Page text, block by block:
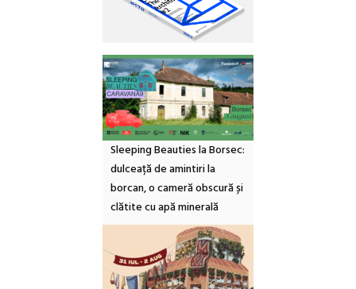
Sleeping Beauties la Borsec:
dulceață de amintiri la
borcan, o cameră obscură și
clătite cu apă minerală